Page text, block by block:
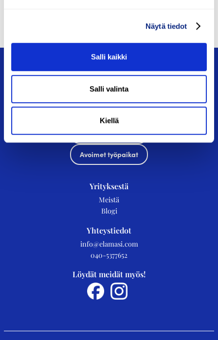
Näytä tiedot
Salli kaikki
Salli valinta
Kiellä
Asiakkaaksi
Avoimet työpaikat
Yrityksestä
Meistä
Blogi
Yhteystiedot
info@elamasi.com
040-5377652
Löydät meidät myös!